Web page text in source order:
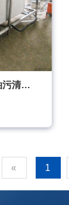
全自动洗袋机 包装袋油污清洗机袋装食品清洗机
« 1